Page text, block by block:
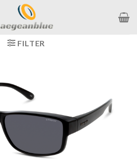
FILTER